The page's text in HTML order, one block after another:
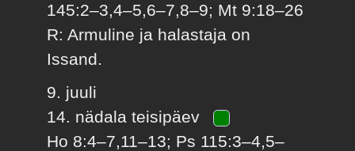
145:2–3,4–5,6–7,8–9; Mt 9:18–26
R: Armuline ja halastaja on
Issand.
9. juuli
14. nädala teisipäev
Ho 8:4–7,11–13; Ps 115:3–4,5–